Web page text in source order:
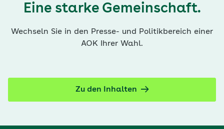
Eine starke Gemeinschaft.
Wechseln Sie in den Presse- und Politikbereich einer
AOK Ihrer Wahl.
Zu den Inhalten